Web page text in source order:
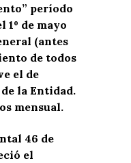
período
1º de mayo
(antes
de todos
el de
la Entidad.
mensual.
46 de
el